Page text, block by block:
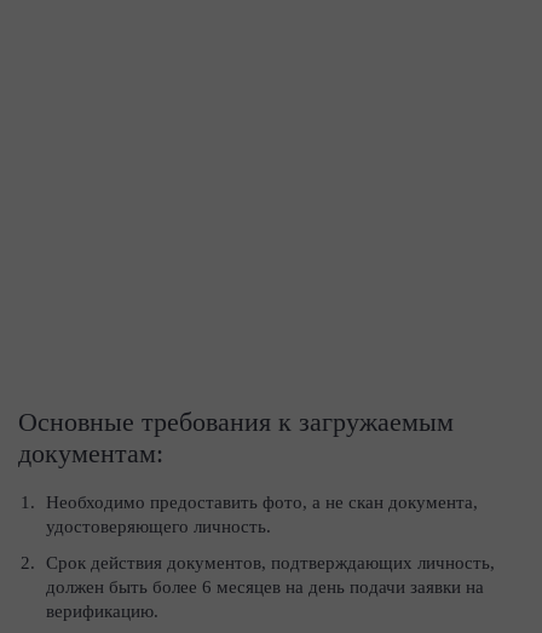
Основные требования к загружаемым
документам:
Необходимо предоставить фото, а не скан документа,
удостоверяющего личность.
Срок действия документов, подтверждающих личность,
должен быть более 6 месяцев на день подачи заявки на
верификацию.